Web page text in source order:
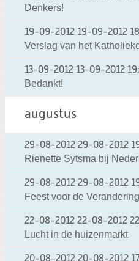
Denkers!
19-09-2012 19-09-2012
Verslag van het
13-09-2012 13-09-2012
Bedankt!
augustus
29-08-2012 29-08-2012
Rienette Sytsma bij
29-08-2012 29-08-2012
Feest voor de
22-08-2012 22-08-2012
Lucht in de huizenmarkt